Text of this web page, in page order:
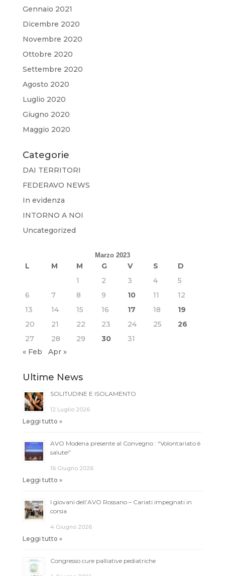
Gennaio 2021
Dicembre 2020
Novembre 2020
Ottobre 2020
Settembre 2020
Agosto 2020
Luglio 2020
Giugno 2020
Maggio 2020
Categorie
DAI TERRITORI
FEDERAVO NEWS
In evidenza
INTORNO A NOI
Uncategorized
Marzo 2023
L M M G V S
D
1
2 3 4
5
6
7 8 9 10 11
12
13
14 15 16 17 18
19
20
21 22 23 24 25
26
27
28 29 30
31
« Feb
Apr »
Ultime News
SOLITUDINE E ISOLAMENTO
12 Luglio 2026
Leggi tutto »
AVO Modena presente al Convegno : “Volontariato è
salute!”
16 Giugno 2026
Leggi tutto »
I giovani dell’AVO Rossano – Cariati impegnati in
corsia
4 Giugno 2026
Leggi tutto »
Congresso cure palliative pediatriche